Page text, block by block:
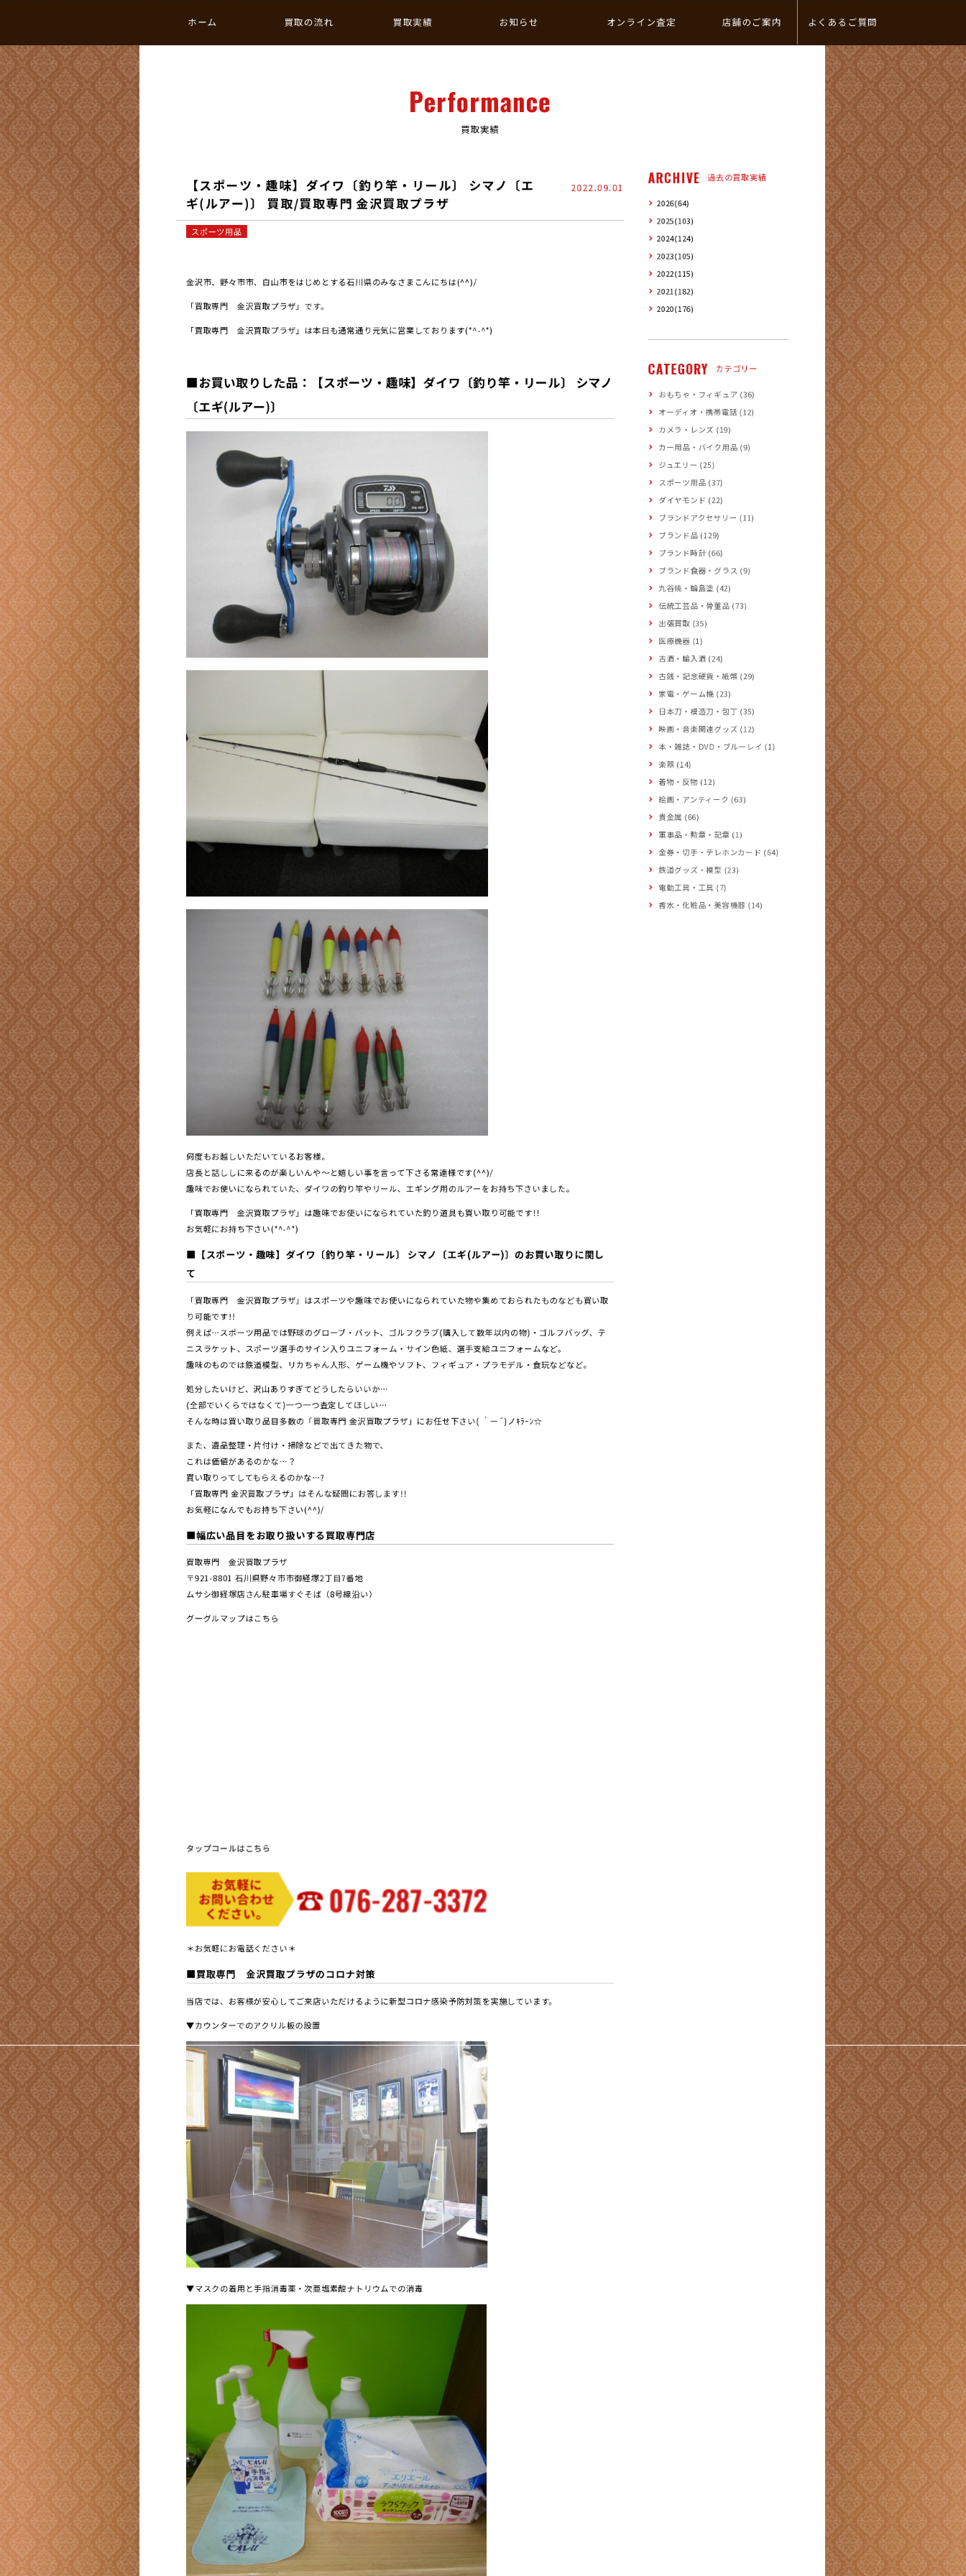
ホーム 買取の流れ 買取実績 お知らせ オンライン査定 店舗のご案内 よくあるご質問
Performance
買取実績
【スポーツ・趣味】ダイワ〔釣り竿・リール〕 シマノ〔エ
ギ(ルアー)〕 買取/買取専門 金沢買取プラザ
2022.09.01
スポーツ用品
金沢市、野々市市、白山市をはじめとする石川県のみなさまこんにちは(^^)/
「買取専門 金沢買取プラザ」です。
「買取専門 金沢買取プラザ」は本日も通常通り元気に営業しております(*^-^*)
■お買い取りした品：【スポーツ・趣味】ダイワ〔釣り竿・リール〕 シマノ
〔エギ(ルアー)〕
何度もお越しいただいているお客様。
店長と話ししに来るのが楽しいんや～と嬉しい事を言って下さる常連様です(^^)/
趣味でお使いになられていた、ダイワの釣り竿やリール、エギング用のルアーをお持ち下さいました。
「買取専門 金沢買取プラザ」は趣味でお使いになられていた釣り道具も買い取り可能です!!
お気軽にお持ち下さい(*^-^*)
■ 【スポーツ・趣味】ダイワ〔釣り竿・リール〕 シマノ〔エギ(ルアー)〕 のお買い取りに関し
て
「買取専門 金沢買取プラザ」はスポーツや趣味でお使いになられていた物や集めておられたものなども買い取
り可能です!!
例えば…スポーツ用品では野球のグローブ・バット、ゴルフクラブ(購入して数年以内の物)・ゴルフバッグ、テ
ニスラケット、スポーツ選手のサイン入りユニフォーム・サイン色紙、選手支給ユニフォームなど。
趣味のものでは鉄道模型、リカちゃん人形、ゲーム機やソフト、フィギュア・プラモデル・食玩などなど。
処分したいけど、沢山ありすぎてどうしたらいいか…
(全部でいくらではなくて)一つ一つ査定してほしい…
そんな時は買い取り品目多数の「買取専門 金沢買取プラザ」にお任せ下さい( ｀ー´)ノｷﾗｰﾝ☆
また、遺品整理・片付け・掃除などで出てきた物で、
これは価値があるのかな…？
買い取りってしてもらえるのかな…?
「買取専門 金沢買取プラザ」はそんな疑問にお答します!!
お気軽になんでもお持ち下さい(^^)/
■幅広い品目をお取り扱いする買取専門店
買取専門 金沢買取プラザ
〒921-8801 ⽯川県野々市市御経塚2丁⽬7番地
ムサシ御経塚店さん駐車場すぐそば（8号線沿い）
グーグルマップはこちら
タップコールはこちら
＊お気軽にお電話ください＊
■買取専門 金沢買取プラザのコロナ対策
当店では、お客様が安心してご来店いただけるように新型コロナ感染予防対策を実施しています。
▼カウンターでのアクリル板の設置
▼マスクの着用と手指消毒薬・次亜塩素酸ナトリウムでの消毒
ARCHIVE 過去の買取実績
2026(64)
2025(103)
2024(124)
2023(105)
2022(115)
2021(182)
2020(176)
CATEGORY カテゴリー
おもちゃ・フィギュア (36)
オーディオ・携帯電話 (12)
カメラ・レンズ (19)
カー用品・バイク用品 (9)
ジュエリー (25)
スポーツ用品 (37)
ダイヤモンド (22)
ブランドアクセサリー (11)
ブランド品 (129)
ブランド時計 (66)
ブランド食器・グラス (9)
九谷焼・輪島塗 (42)
伝統工芸品・骨董品 (73)
出張買取 (35)
医療機器 (1)
古酒・輸入酒 (24)
古銭・記念硬貨・紙幣 (29)
家電・ゲーム機 (23)
日本刀・模造刀・包丁 (35)
映画・音楽関連グッズ (12)
本・雑誌・DVD・ブルーレイ (1)
楽器 (14)
着物・反物 (12)
絵画・アンティーク (63)
貴金属 (66)
軍事品・勲章・記章 (1)
金券・切手・テレホンカード (64)
鉄道グッズ・模型 (23)
電動工具・工具 (7)
香水・化粧品・美容機器 (14)